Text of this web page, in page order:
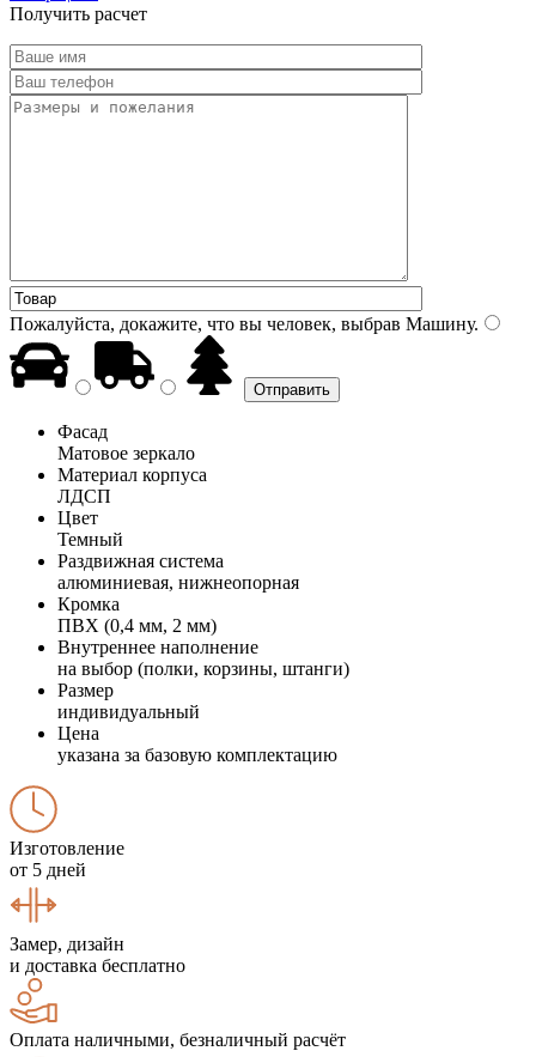
Получить расчет
Пожалуйста, докажите, что вы человек, выбрав Машину.
Фасад
Матовое зеркало
Материал корпуса
ЛДСП
Цвет
Темный
Раздвижная система
алюминиевая, нижнеопорная
Кромка
ПВХ (0,4 мм, 2 мм)
Внутреннее наполнение
на выбор (полки, корзины, штанги)
Размер
индивидуальный
Цена
указана за базовую комплектацию
Изготовление
от 5 дней
Замер, дизайн
и доставка бесплатно
Оплата наличными, безналичный расчёт